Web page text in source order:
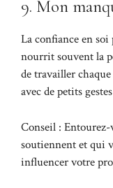
9. Mon
La confiance en soi
nourrit souvent la
de travailler
avec de petits
Conseil : Entourez-
soutiennent et qui
influencer votre